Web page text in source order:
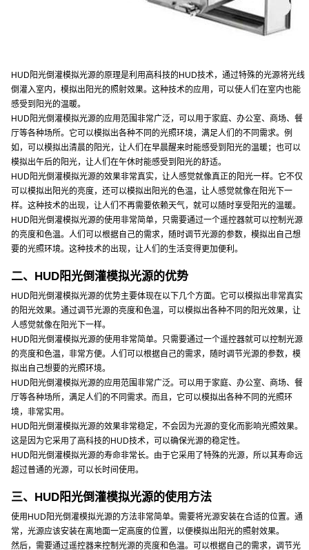
HUD阳光倒灌模拟光源的原理是利用高科技的HUD技术，通过特殊的光源将光线
倒灌入室内，模拟出阳光的照射效果。这种技术的应用，可以使人们在室内也能
感受到阳光的温暖。
HUD阳光倒灌模拟光源的应用范围非常广泛，可以用于家庭、办公室、商场、餐
厅等各种场所。它可以模拟出各种不同的光照环境，满足人们的不同需求。例
如，可以模拟出清晨的阳光，让人们在早晨醒来时能感受到阳光的温暖；也可以
模拟出午后的阳光，让人们在午休时能感受到阳光的舒适。
HUD阳光倒灌模拟光源的效果非常真实，让人感觉就像真正的阳光一样。它不仅
可以模拟出阳光的亮度，还可以模拟出阳光的色温，让人感觉就像在阳光下一
样。这种技术的出现，让人们不再需要依赖天气，就可以随时享受阳光的温暖。
HUD阳光倒灌模拟光源的使用非常简单，只需要通过一个遥控器就可以控制光源
的亮度和色温。人们可以根据自己的需求，随时调节光源的参数，模拟出自己想
要的光照环境。这种技术的出现，让人们的生活变得更加便利。
二、HUD阳光倒灌模拟光源的优势
HUD阳光倒灌模拟光源的优势主要体现在以下几个方面。它可以模拟出非常真实
的阳光效果。通过调节光源的亮度和色温，可以模拟出各种不同的阳光效果，让
人感觉就像在阳光下一样。
HUD阳光倒灌模拟光源的使用非常简单。只需要通过一个遥控器就可以控制光源
的亮度和色温，非常方便。人们可以根据自己的需求，随时调节光源的参数，模
拟出自己想要的光照环境。
HUD阳光倒灌模拟光源的应用范围非常广泛。可以用于家庭、办公室、商场、餐
厅等各种场所，满足人们的不同需求。而且，它可以模拟出各种不同的光照环
境，非常实用。
HUD阳光倒灌模拟光源的效果非常稳定，不会因为光源的变化而影响光照效果。
这是因为它采用了高科技的HUD技术，可以确保光源的稳定性。
HUD阳光倒灌模拟光源的寿命非常长。由于它采用了特殊的光源，所以其寿命远
超过普通的光源，可以长时间使用。
三、HUD阳光倒灌模拟光源的使用方法
使用HUD阳光倒灌模拟光源的方法非常简单。需要将光源安装在合适的位置。通
常，光源应该安装在离地面一定高度的位置，以便模拟出阳光的照射效果。
然后，需要通过遥控器来控制光源的亮度和色温。可以根据自己的需求，调节光